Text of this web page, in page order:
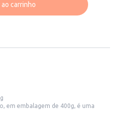
carrinho
em embalagem de 400g, é uma
puro ou utilizado em diversas